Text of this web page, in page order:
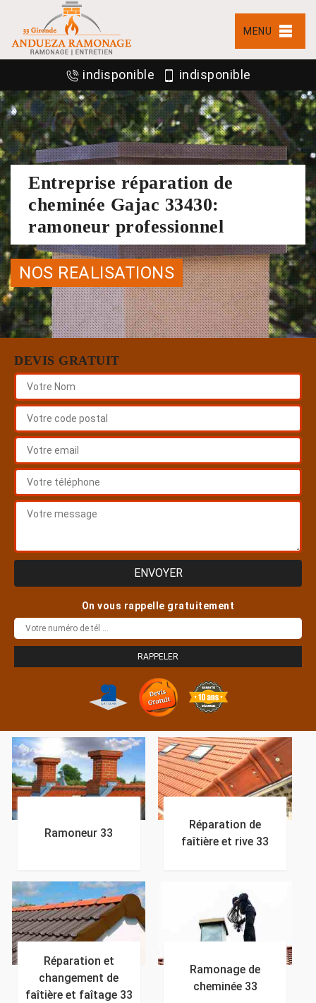
MENU
indisponible indisponible
Entreprise réparation de
cheminée Gajac 33430:
ramoneur professionnel
NOS REALISATIONS
DEVIS GRATUIT
On vous rappelle gratuitement
Ramoneur 33
Réparation de
faîtière et rive 33
Réparation et
changement de
faîtière et faîtage 33
Ramonage de
cheminée 33